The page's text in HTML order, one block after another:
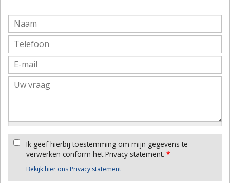
Ik geef hierbij toestemming om mijn gegevens te
verwerken conform het Privacy statement. *
Bekijk hier ons Privacy statement